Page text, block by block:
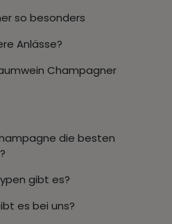
so besonders
Anlässe?
Champagner
die besten
gibt es?
es bei uns?